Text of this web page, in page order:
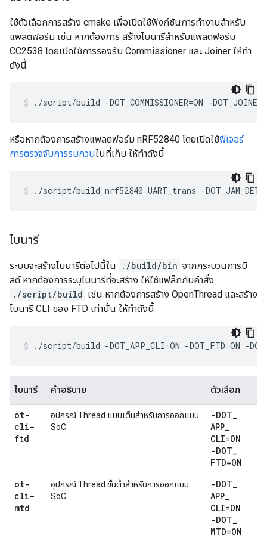
ใช้ตัวเลือกการสร้าง cmake เพื่อเปิดใช้ฟังก์ชันการทำงานสำหรับ
แพลตฟอร์ม เช่น หากต้องการ สร้างไบนารีสำหรับแพลตฟอร์ม
CC2538 โดยเปิดใช้การรองรับ Commissioner และ Joiner ให้ทำ
ดังนี้
./script/build -DOT_COMMISSIONER=ON -
หรือหากต้องการสร้างแพลตฟอร์ม nRF52840 โดยเปิดใช้ฟีเจอร์
การตรวจจับการรบกวนในที่เก็บ ให้ทำดังนี้
./script/build nrf52840 UART_trans -
ไบนารี
ระบบจะสร้างไบนารีต่อไปนี้ใน ./build/bin จากกระบวนการบิ
ลด์ หากต้องการระบุไบนารีที่จะสร้าง ให้ใช้แฟล็กกับคำสั่ง
./script/build เช่น หากต้องการสร้าง OpenThread และสร้าง
ไบนารี CLI ของ FTD เท่านั้น ให้ทำดังนี้
./script/build -DOT_APP_CLI=ON -DOT_FTD=ON -
ไบนารี คำอธิบาย ตัวเลือก
ot-
cli-
ftd
อุปกรณ์ Thread แบบเต็มสำหรับการออกแบบ
SoC
-DOT_
APP_
CLI=ON
-DOT_
FTD=ON
ot-
cli-
mtd
อุปกรณ์ Thread ขั้นต่ำสำหรับการออกแบบ
SoC
-DOT_
APP_
CLI=ON
-DOT_
MTD=ON